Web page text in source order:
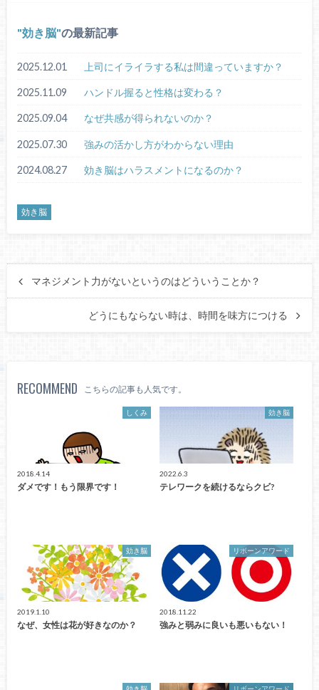
効き脳 の最新記事
2025.12.01 上司にイライラする私は間違っていますか？
2025.11.09 ハンドル握ると性格は変わる？
2025.09.04 なぜ共感が得られないのか？
2025.07.30 強みの活かし方がわからない理由
2024.08.27 効き脳はハラスメントになるのか？
効き脳
マネジメント力がないというのはどういうことか？
どうにもならない時は、時間を味方につける
RECOMMEND こちらの記事も人気です。
しくみ
2018.4.14
ダメです！もう限界です！
効き脳
2022.6.3
テレワークを続けるならクビ?
効き脳
2019.1.10
なぜ、女性は花が好きなのか？
リボーンアワード
2018.11.22
強みと弱みに良いも悪いもない！